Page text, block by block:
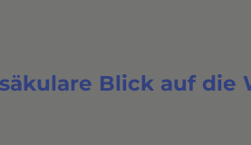
Blick auf die